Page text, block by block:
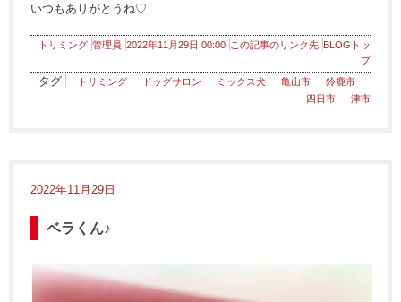
いつもありがとうね♡
トリミング 管理員 2022年11月29日 00:00 この記事のリンク先 BLOGトッ
プ
タグ トリミング ドッグサロン ミックス犬 亀山市
鈴鹿市
四日市
津市
2022年11月29日
ベラくん♪